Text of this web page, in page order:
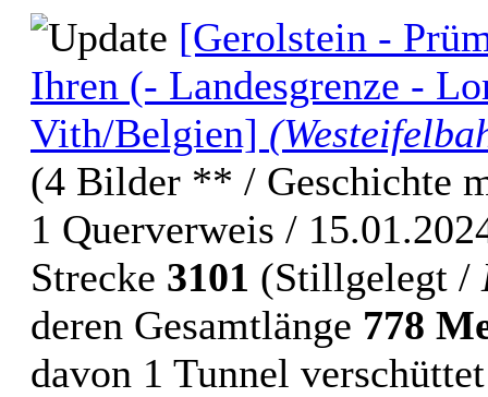
[Gerolstein -
Ihren (- Landesgrenze -
Vith/Belgien]
(4 Bilder ** / Geschichte
1 Querverweis /
Strecke 3101 (Stillgelegt /
deren Gesamtlänge 778
davon 1 Tunnel